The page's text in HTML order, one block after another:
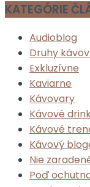
KATEGÓRIE
Audioblog
Druhy
Exkluzívne
Kaviarne
Kávovary
Kávové
Kávové
Kávový
Nie
Poď